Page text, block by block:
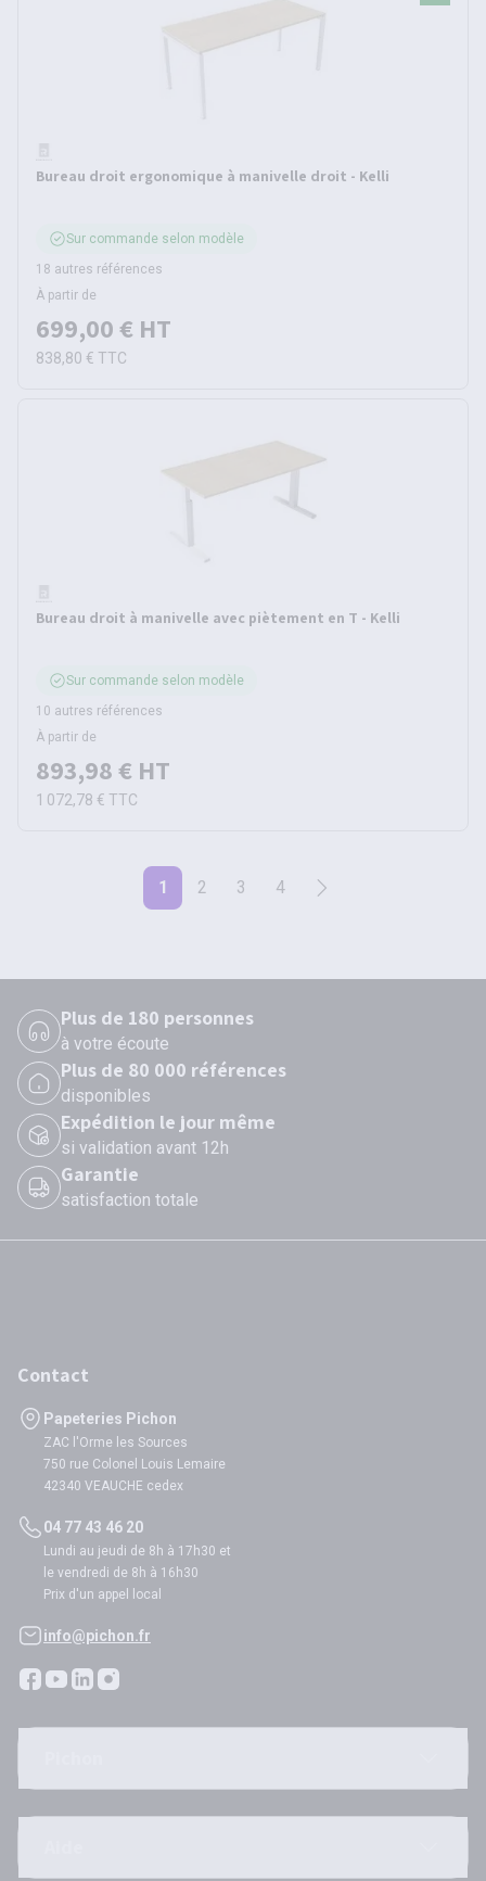
Bureau droit ergonomique à manivelle droit - Kelli
Sur commande selon modèle
18 autres références
À partir de
699,00 € HT
838,80 € TTC
Bureau droit à manivelle avec piètement en T - Kelli
Sur commande selon modèle
10 autres références
À partir de
893,98 € HT
1 072,78 € TTC
1 2 3 4
Plus de 180 personnes
à votre écoute
Plus de 80 000 références
disponibles
Expédition le jour même
si validation avant 12h
Garantie
satisfaction totale
Contact
Papeteries Pichon
ZAC l'Orme les Sources
750 rue Colonel Louis Lemaire
42340 VEAUCHE cedex
04 77 43 46 20
Lundi au jeudi de 8h à 17h30 et
le vendredi de 8h à 16h30
Prix d'un appel local
info@pichon.fr